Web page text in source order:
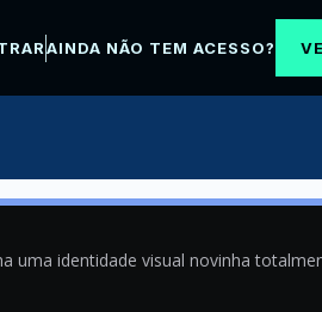
AINDA NÃO TEM ACESSO?
uma identidade visual novinha